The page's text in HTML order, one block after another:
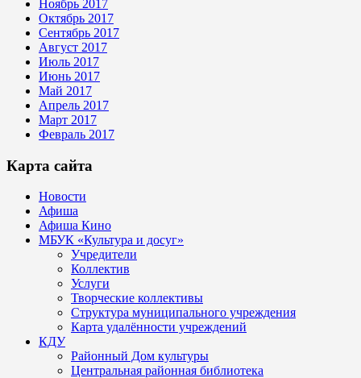
Ноябрь 2017
Октябрь 2017
Сентябрь 2017
Август 2017
Июль 2017
Июнь 2017
Май 2017
Апрель 2017
Март 2017
Февраль 2017
Карта сайта
Новости
Афиша
Афиша Кино
МБУК «Культура и досуг»
Учредители
Коллектив
Услуги
Творческие коллективы
Структура муниципального учреждения
Карта удалённости учреждений
КДУ
Районный Дом культуры
Центральная районная библиотека